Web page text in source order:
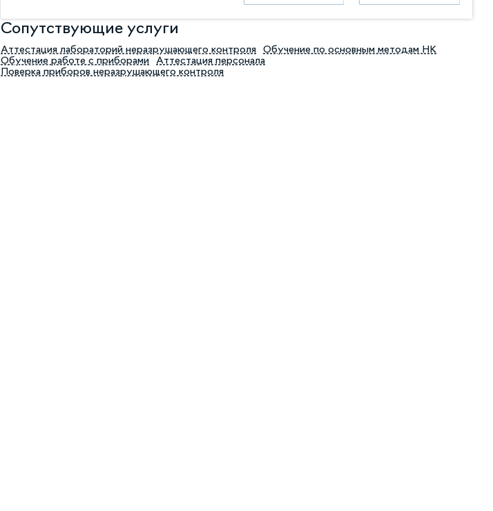
Сопутствующие услуги
Аттестация лабораторий неразрушающего контроля
Обучение по основным методам НК
Обучение работе с приборами
Аттестация персонала
Поверка приборов неразрушающего контроля